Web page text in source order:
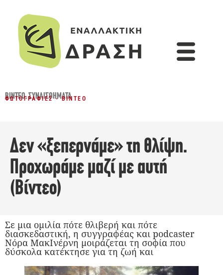
ΒΊΝΤΕΟ,ΣΥΝΑΙΣΘΉΜΑΤΑ
ΦΩΤΟΓΡΑΦΊΕΣ - ΒΊΝΤΕΟ
Δεν «ξεπερνάμε» τη θλίψη.
Προχωράμε μαζί με αυτή
(Βίντεο)
Σε μια ομιλία πότε θλιβερή και πότε
διασκεδαστική, η συγγραφέας και podcaster
Νόρα ΜακΙνέρνη μοιράζεται τη σοφία που
δύσκολα κατέκτησε για τη ζωή και